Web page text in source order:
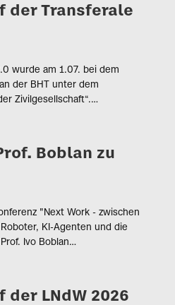
der Transferale
wurde am 1.07. bei dem
der BHT unter dem
Zivilgesellschaft“.…
Boblan zu
"Next Work - zwischen
KI-Agenten und die
Ivo Boblan…
der LNdW 2026